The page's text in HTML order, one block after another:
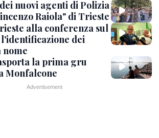
nuovi agenti di Polizia
Raiola" di Trieste
alla conferenza sul
dei
nome
la prima gru
Monfalcone